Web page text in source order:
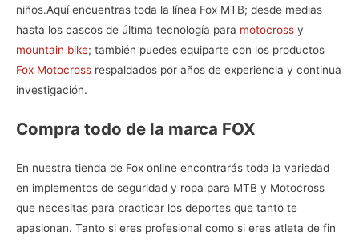
niños.Aquí encuentras toda la línea Fox MTB; desde medias
hasta los cascos de última tecnología para motocross y
mountain bike; también puedes equiparte con los productos
Fox Motocross respaldados por años de experiencia y continua
investigación.
Compra todo de la marca FOX
En nuestra tienda de Fox online encontrarás toda la variedad
en implementos de seguridad y ropa para MTB y Motocross
que necesitas para practicar los deportes que tanto te
apasionan. Tanto si eres profesional como si eres atleta de fin